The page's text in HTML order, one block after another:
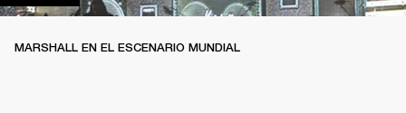
MARSHALL EN EL ESCENARIO MUNDIAL